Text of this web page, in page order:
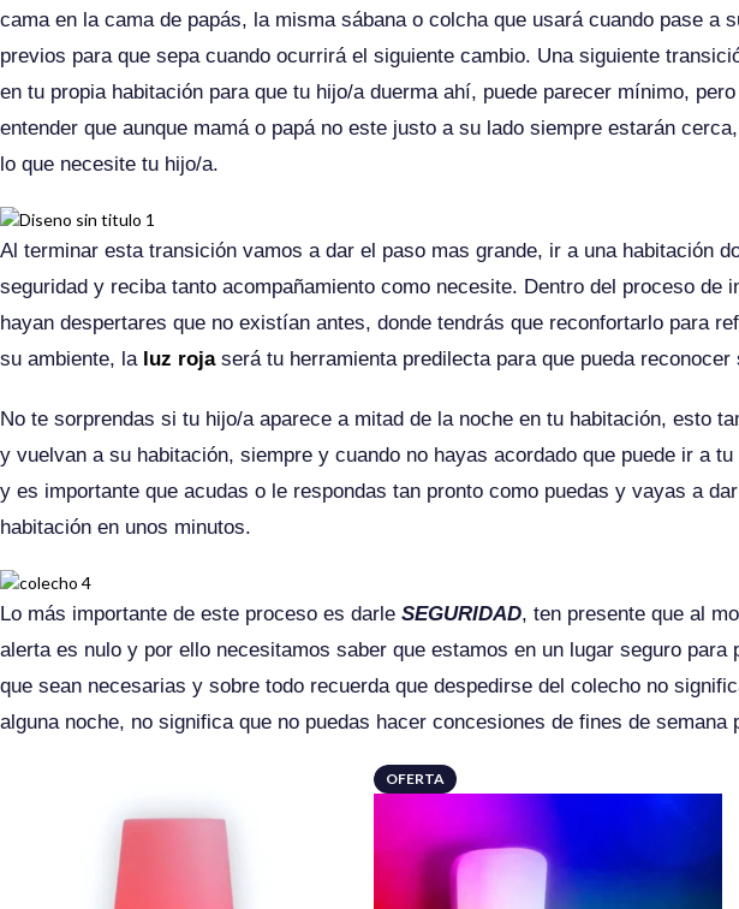
cama en la cama de papás, la misma sábana o colcha que usará cuando pase
previos para que sepa cuando ocurrirá el siguiente cambio. Una siguiente
en tu propia habitación para que tu hijo/a duerma ahí, puede parecer mínimo,
entender que aunque mamá o papá no este justo a su lado siempre estarán
lo que necesite tu hijo/a.
Al terminar esta transición vamos a dar el paso mas grande, ir a una habitación
seguridad y reciba tanto acompañamiento como necesite. Dentro del proceso
hayan despertares que no existían antes, donde tendrás que reconfortarlo para
su ambiente, la luz roja será tu herramienta predilecta para que pueda
No te sorprendas si tu hijo/a aparece a mitad de la noche en tu habitación, esto
y vuelvan a su habitación, siempre y cuando no hayas acordado que puede ir a
y es importante que acudas o le respondas tan pronto como puedas y vayas a
habitación en unos minutos.
Lo más importante de este proceso es darle SEGURIDAD, ten presente que al
alerta es nulo y por ello necesitamos saber que estamos en un lugar seguro
que sean necesarias y sobre todo recuerda que despedirse del colecho no
alguna noche, no significa que no puedas hacer concesiones de fines de
OFERTA